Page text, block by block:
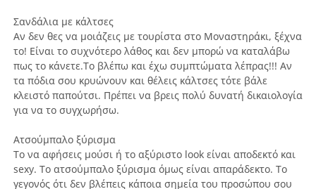
Σανδάλια με κάλτσες
Αν δεν θες να μοιάζεις με τουρίστα στο Μοναστηράκι, ξέχνα
το! Είναι το συχνότερο λάθος και δεν μπορώ να καταλάβω
πως το κάνετε.Το βλέπω και έχω συμπτώματα λέπρας!!! Αν
τα πόδια σου κρυώνουν και θέλεις κάλτσες τότε βάλε
κλειστό παπούτσι. Πρέπει να βρεις πολύ δυνατή δικαιολογία
για να το συγχωρήσω.
Ατσούμπαλο ξύρισμα
Το να αφήσεις μούσι ή το αξύριστο look είναι αποδεκτό και
sexy. Το ατσούμπαλο ξύρισμα όμως είναι απαράδεκτο. Το
γεγονός ότι δεν βλέπεις κάποια σημεία του προσώπου σου